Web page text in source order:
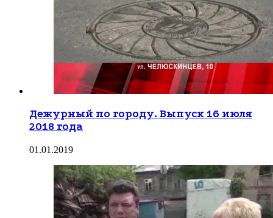
Дежурный по городу. Выпуск 16 июля
2018 года
01.01.2019